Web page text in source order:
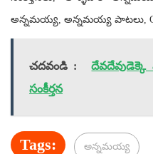
అన్నమయ్య, అన్నమయ్య పాటలు,
చదవండి :
సంకీర్తన
Tags: అన్నమయ్య